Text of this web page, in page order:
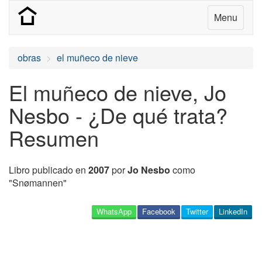
Menu
obras el muñeco de nieve
El muñeco de nieve, Jo
Nesbo - ¿De qué trata?
Resumen
Libro publicado en 2007porJo Nesbo como
"Snømannen"
LinkedIn
Twitter
Facebook
WhatsApp